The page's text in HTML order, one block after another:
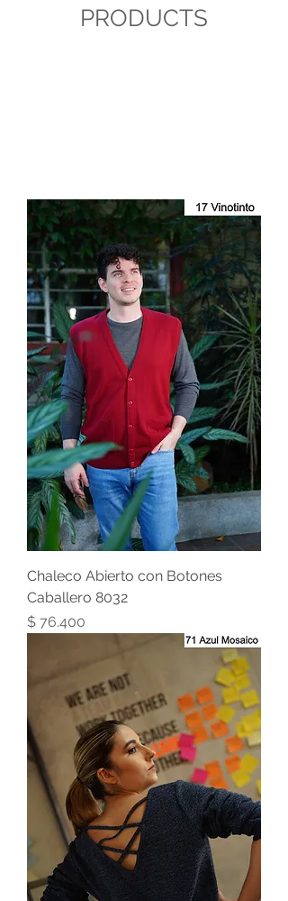
PRODUCTS
Chaleco Abierto con Botones
Caballero 8032
Precio
$ 76.400